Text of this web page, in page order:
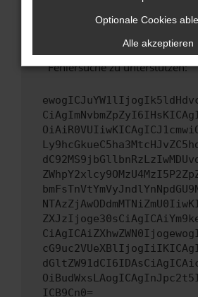
Wenn du alle oben genannten
hast, kontaktiere uns bitte. Wir
uns diesen Text schicken, um
Fehlersuche zu unterstützen:
ICB9Cn0=
Optionale Cookies
Alle akzeptieren